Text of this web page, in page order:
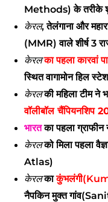
Methods) के तरीके
केरल, तेलंगाना और
(MMR) वाले शीर्ष 3
केरलका पहला कारवां
स्थित वागामोन हिल
केरलकी महिला टीम ने
वॉलीबॉल चैंपियनशिप
भारतका पहला ग्राफीन
केरलको मिला पहला
Atlas)
केरलका
नैपकिन मुक्त